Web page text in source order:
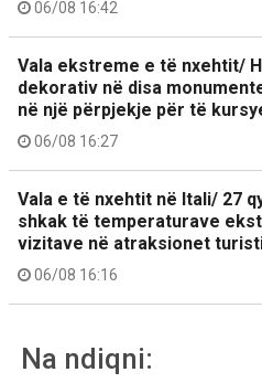
06/08 16:42
Vala ekstreme e të nxehtit/
dekorativ në disa
në një përpjekje për të
06/08 16:27
Vala e të nxehtit në Itali/ 27
shkak të temperaturave
vizitave në atraksionet
06/08 16:16
Na ndiqni: